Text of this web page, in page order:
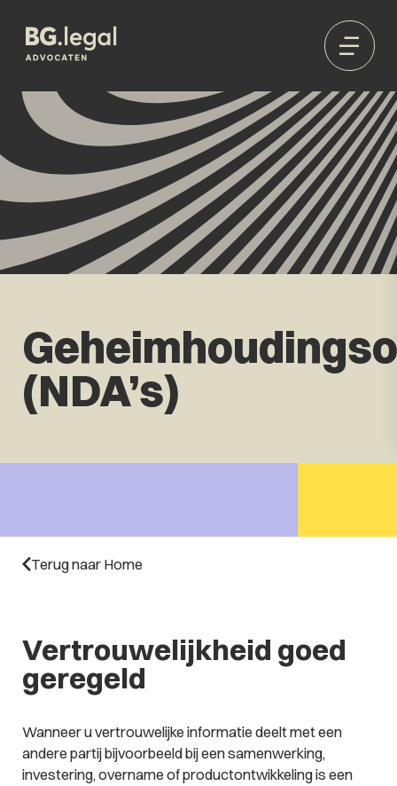
(NDA’s)
Terug naar Home
Vertrouwelijkheid goed
geregeld
Wanneer u vertrouwelijke informatie deelt met een
andere partij bijvoorbeeld bij een samenwerking,
investering, overname of productontwikkeling is een